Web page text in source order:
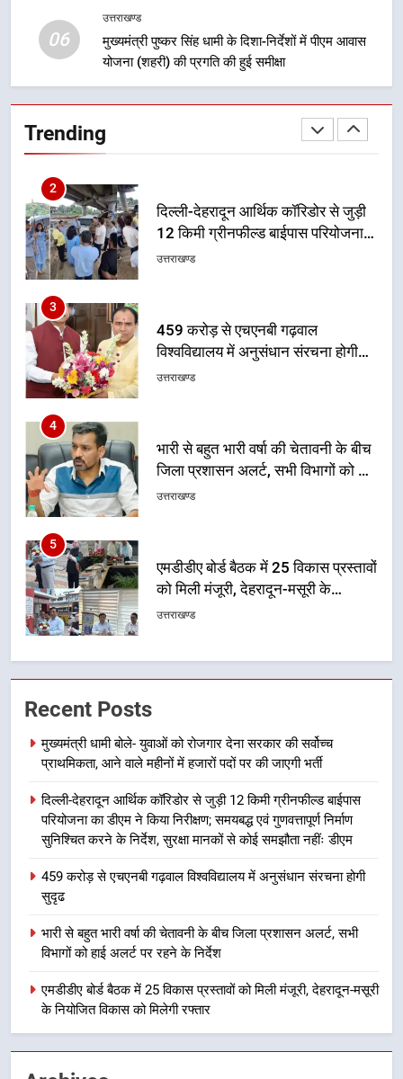
06
उत्तराखण्ड
मुख्यमंत्री पुष्कर सिंह धामी के दिशा-निर्देशों में पीएम आवास
योजना (शहरी) की प्रगति की हुई समीक्षा
Trending
वाले महीनों में हजारों पदों पर की जाएगी
भर्ती
उत्तराखण्ड
2
12 किमी ग्रीनफील्ड बाईपास परियोजना
निर्देश, सुरक्षा मानकों से कोई समझौता
नहींः डीएम
3
459 करोड़ से एचएनबी गढ़वाल
विश्वविद्यालय में अनुसंधान संरचना होगी
4
भारी से बहुत भारी वर्षा की चेतावनी के बीच
जिला प्रशासन अलर्ट, सभी विभागों को हाई
5
एमडीडीए बोर्ड बैठक में 25 विकास प्रस्तावों
को मिली मंजूरी, देहरादून-मसूरी के
6
मुख्यमंत्री पुष्कर सिंह धामी के दिशा-निर्देशों
में पीएम आवास योजना (शहरी) की प्रगति
7
गिरफ्तार
उत्तराखण्ड
8
भारी बारिश का अलर्ट! 6 अगस्त को
देहरादून में स्कूल बंद
उत्तराखण्ड
मुख्यमंत्री धामी बोले- युवाओं को रोजगार
वाले महीनों में हजारों पदों पर की जाएगी
भर्ती
उत्तराखण्ड
Recent Posts
मुख्यमंत्री धामी बोले- युवाओं को रोजगार देना सरकार की सर्वोच्च
प्राथमिकता, आने वाले महीनों में हजारों पदों पर की जाएगी भर्ती
दिल्ली-देहरादून आर्थिक कॉरिडोर से जुड़ी 12 किमी ग्रीनफील्ड बाईपास
परियोजना का डीएम ने किया निरीक्षण; समयबद्ध एवं गुणवत्तापूर्ण निर्माण
सुनिश्चित करने के निर्देश, सुरक्षा मानकों से कोई समझौता नहींः डीएम
459 करोड़ से एचएनबी गढ़वाल विश्वविद्यालय में अनुसंधान संरचना होगी
सुदृढ
भारी से बहुत भारी वर्षा की चेतावनी के बीच जिला प्रशासन अलर्ट, सभी
विभागों को हाई अलर्ट पर रहने के निर्देश
एमडीडीए बोर्ड बैठक में 25 विकास प्रस्तावों को मिली मंजूरी, देहरादून-मसूरी
के नियोजित विकास को मिलेगी रफ्तार